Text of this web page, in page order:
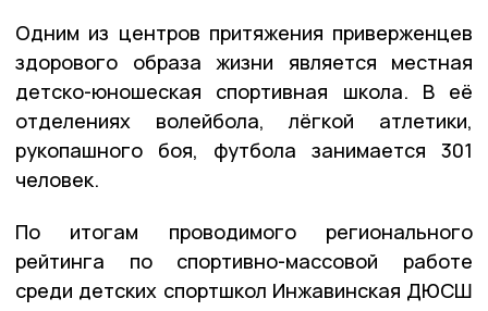
Одним из центров притяжения приверженцев
здорового образа жизни является местная
детско-юношеская спортивная школа. В её
отделениях волейбола, лёгкой атлетики,
рукопашного боя, футбола занимается 301
человек.
По итогам проводимого регионального
рейтинга по спортивно-массовой работе
среди детских спортшкол Инжавинская ДЮСШ